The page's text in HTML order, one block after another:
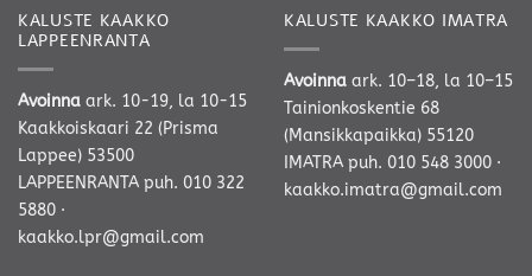
KALUSTE KAAKKO
LAPPEENRANTA
Avoinna ark. 10-19, la 10-15
Kaakkoiskaari 22 (Prisma
Lappee) 53500
LAPPEENRANTA puh. 010 322
5880 ·
kaakko.lpr@gmail.com
KALUSTE KAAKKO IMATRA
Avoinna ark. 10–18, la 10–15
Tainionkoskentie 68
(Mansikkapaikka) 55120
IMATRA puh. 010 548 3000 ·
kaakko.imatra@gmail.com